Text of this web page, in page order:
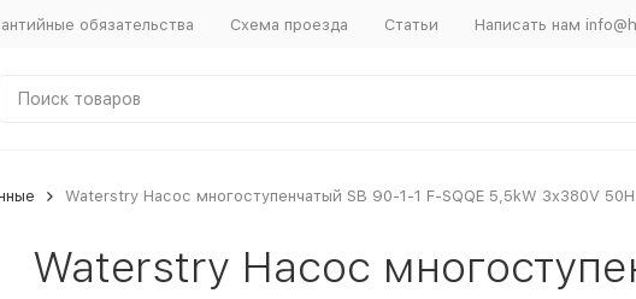
обязательства Схема проезда Статьи Написать нам
Waterstry Насос многоступенчатый SB 90-1-1 F-SQQE 5,5kW 3x380V
Waterstry Насос